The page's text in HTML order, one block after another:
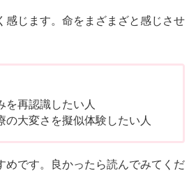
感じます。命をまざまざと感じさせ
を再認識したい人
の大変さを擬似体験したい人
めです。良かったら読んでみてくだ